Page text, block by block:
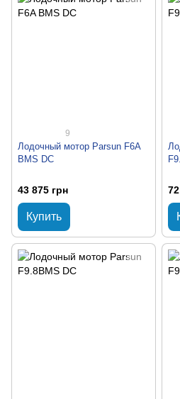
9
Лодочный мотор Parsun F6A
BMS DC
43 875 грн
Купить